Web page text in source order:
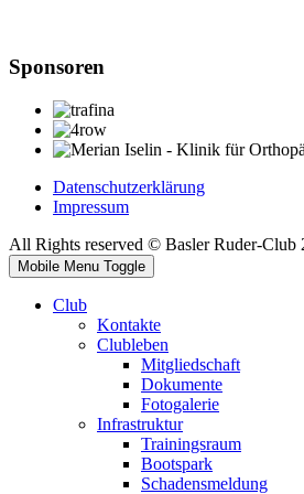
Sponsoren
Datenschutzerklärung
Impressum
All Rights reserved © Basler Ruder-Club
Mobile Menu Toggle
Club
Kontakte
Clubleben
Mitgliedschaft
Dokumente
Fotogalerie
Infrastruktur
Trainingsraum
Bootspark
Schadensmeldung